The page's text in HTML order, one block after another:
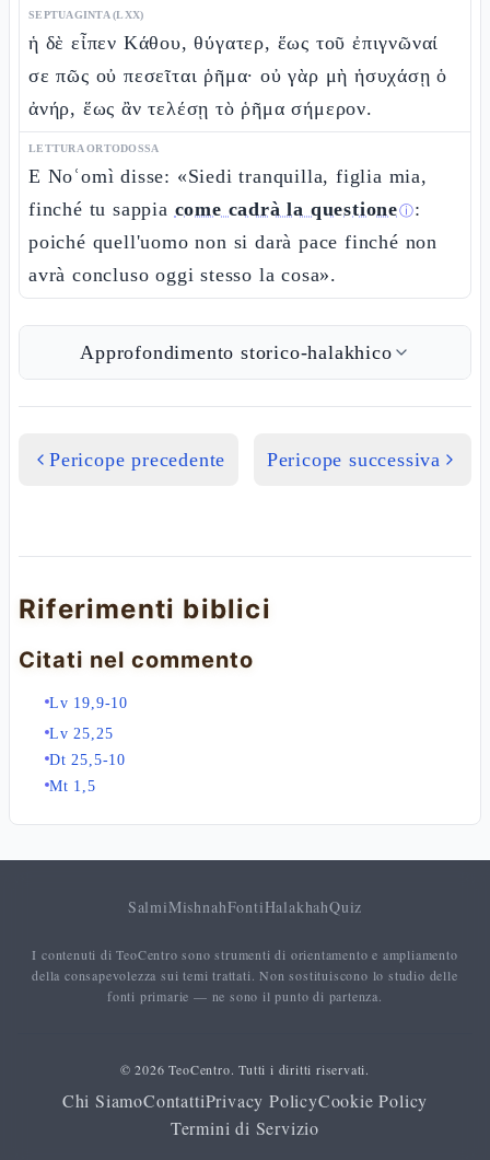
SEPTUAGINTA (LXX)
ἡ δὲ εἶπεν Κάθου, θύγατερ, ἕως τοῦ ἐπιγνῶναί
σε πῶς οὐ πεσεῖται ῥῆμα· οὐ γὰρ μὴ ἡσυχάσῃ ὁ
ἀνήρ, ἕως ἂν τελέσῃ τὸ ῥῆμα σήμερον.
LETTURA ORTODOSSA
E Noʿomì disse: «Siedi tranquilla, figlia mia,
finché tu sappia come cadrà la questioneⓘ:
poiché quell'uomo non si darà pace finché non
avrà concluso oggi stesso la cosa».
Approfondimento storico-halakhico
Pericope precedente Pericope successiva
Riferimenti biblici
Citati nel commento
Lv 19,9-10
Lv 25,25
Dt 25,5-10
Mt 1,5
SalmiMishnahFontiHalakhahQuiz
I contenuti di TeoCentro sono strumenti di orientamento e ampliamento
della consapevolezza sui temi trattati. Non sostituiscono lo studio delle
fonti primarie — ne sono il punto di partenza.
© 2026 TeoCentro. Tutti i diritti riservati.
Chi SiamoContattiPrivacy PolicyCookie Policy
Termini di Servizio